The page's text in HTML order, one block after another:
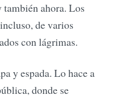
ahora. Los
de varios
con lágrimas.
y espada. Lo hace a
donde se